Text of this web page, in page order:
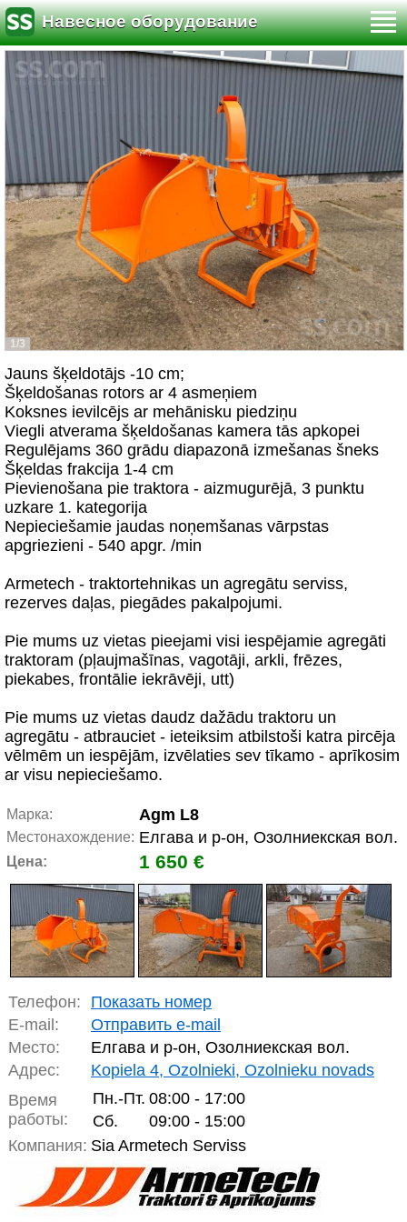
Навесное оборудование
1/3
Jauns šķeldotājs -10 cm;
Šķeldošanas rotors ar 4 asmeņiem
Koksnes ievilcējs ar mehānisku piedziņu
Viegli atverama šķeldošanas kamera tās apkopei
Regulējams 360 grādu diapazonā izmešanas šneks
Šķeldas frakcija 1-4 cm
Pievienošana pie traktora - aizmugurējā, 3 punktu
uzkare 1. kategorija
Nepieciešamie jaudas noņemšanas vārpstas
apgriezieni - 540 apgr. /min
Armetech - traktortehnikas un agregātu serviss,
rezerves daļas, piegādes pakalpojumi.
Pie mums uz vietas pieejami visi iespējamie agregāti
traktoram (pļaujmašīnas, vagotāji, arkli, frēzes,
piekabes, frontālie iekrāvēji, utt)
Pie mums uz vietas daudz dažādu traktoru un
agregātu - atbrauciet - ieteiksim atbilstoši katra pircēja
vēlmēm un iespējām, izvēlaties sev tīkamo - aprīkosim
ar visu nepieciešamo.
Марка: Agm L8
Местонахождение: Елгава и р-он, Озолниекская вол.
Цена: 1 650 €
Телефон:
Показать номер
E-mail:
Отправить e-mail
Место:
Елгава и р-он, Озолниекская вол.
Адрес:
Kopiela 4, Ozolnieki, Ozolnieku novads
Время
работы:
Пн.-Пт. 08:00 - 17:00
Сб.
09:00 - 15:00
Компания: Sia Armetech Serviss